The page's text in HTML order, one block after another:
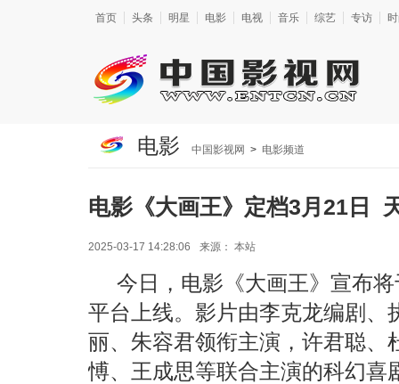
首页 头条 明星 电影 电视 音乐 综艺 专访
电影 中国影视网 > 电影频道
电影《大画王》定档3月21日
2025-03-17 14:28:06 来源： 本站
今日，电影《大画王》宣布
平台上线。影片由李克龙编剧、
丽、朱容君领衔主演，许君聪、
愽、王成思等联合主演的科幻喜